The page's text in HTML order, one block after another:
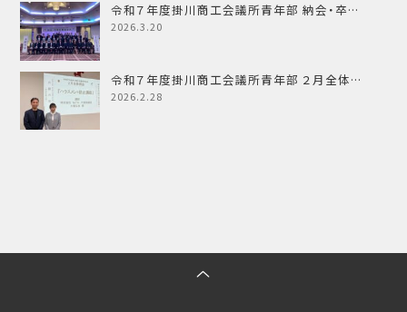
令和７年度掛川商工会議所青年部 納会・卒…
2026.3.20
令和７年度掛川商工会議所青年部 ２月全体…
2026.2.28